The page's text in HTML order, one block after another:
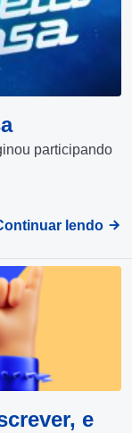
participando
lendo
e